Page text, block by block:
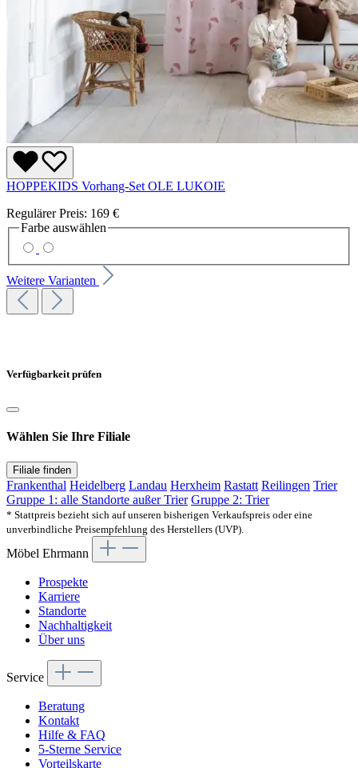
HOPPEKIDS Vorhang-Set OLE LUKOIE
Regulärer Preis: 169 €
Farbe auswählen
Weitere Varianten
Verfügbarkeit prüfen
Wählen Sie Ihre Filiale
Filiale finden
Frankenthal Heidelberg Landau Herxheim Rastatt Reilingen Trier
Gruppe 1: alle Standorte außer Trier Gruppe 2: Trier
* Stattpreis bezieht sich auf unseren bisherigen Verkaufspreis oder eine
unverbindliche Preisempfehlung des Herstellers (UVP).
Möbel Ehrmann
Prospekte
Karriere
Standorte
Nachhaltigkeit
Über uns
Service
Beratung
Kontakt
Hilfe & FAQ
5-Sterne Service
Vorteilskarte